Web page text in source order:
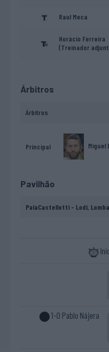
Raul Meca
Horácio Ferreira
(Treinador
Árbitros
Árbitros
Principal Miguel
Pavilhão
PalaCastellotti - Lodi,
1-0 Pablo Nájera